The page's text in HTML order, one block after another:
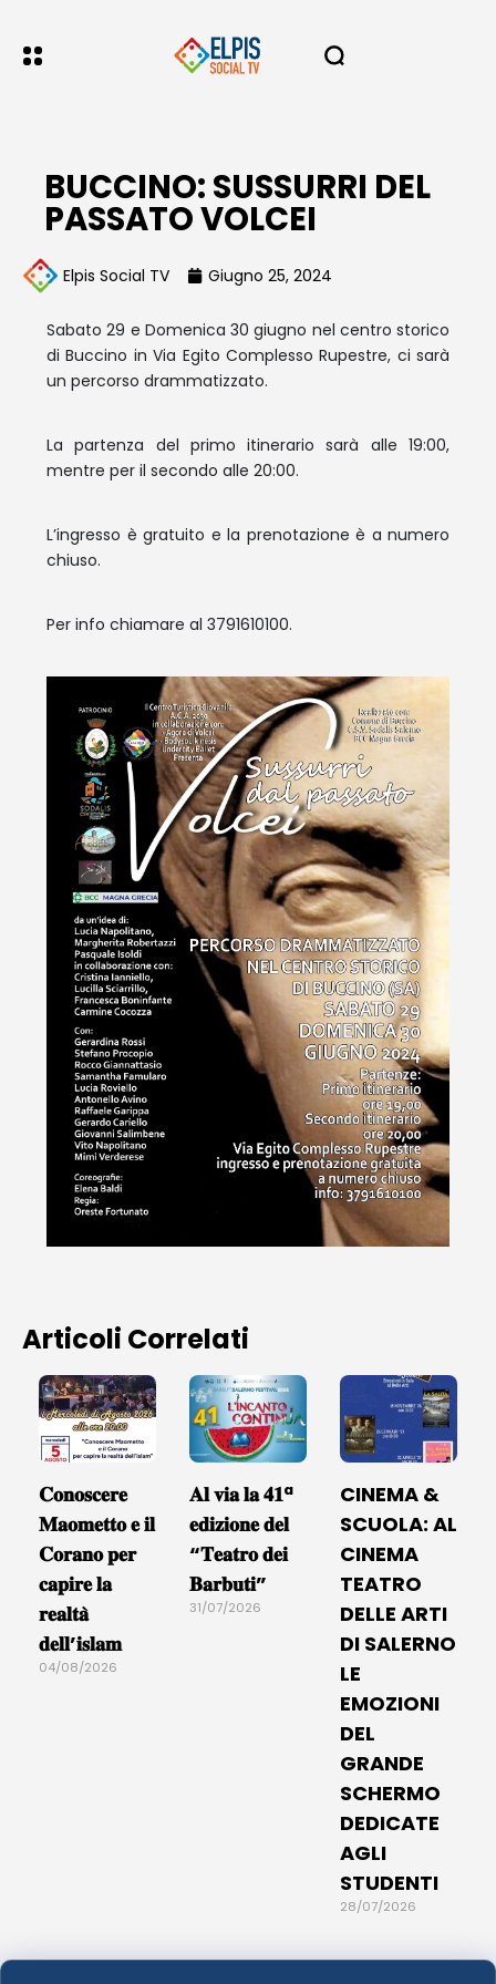
BUCCINO: SUSSURRI DEL
PASSATO VOLCEI
Elpis Social TV Giugno 25, 2024
Sabato 29 e Domenica 30 giugno nel centro storico
di Buccino in Via Egito Complesso Rupestre, ci sarà
un percorso drammatizzato.
La partenza del primo itinerario sarà alle 19:00,
mentre per il secondo alle 20:00.
L’ingresso è gratuito e la prenotazione è a numero
chiuso.
Per info chiamare al 3791610100.
Articoli Correlati
𝐂𝐨𝐧𝐨𝐬𝐜𝐞𝐫𝐞
𝐌𝐚𝐨𝐦𝐞𝐭𝐭𝐨 𝐞 𝐢𝐥
𝐂𝐨𝐫𝐚𝐧𝐨 𝐩𝐞𝐫
𝐜𝐚𝐩𝐢𝐫𝐞 𝐥𝐚
𝐫𝐞𝐚𝐥𝐭𝐚̀
𝐝𝐞𝐥𝐥’𝐢𝐬𝐥𝐚𝐦
04/08/2026
𝐀𝐥 𝐯𝐢𝐚 𝐥𝐚 𝟒𝟏ª
𝐞𝐝𝐢𝐳𝐢𝐨𝐧𝐞 𝐝𝐞𝐥
“𝐓𝐞𝐚𝐭𝐫𝐨 𝐝𝐞𝐢
𝐁𝐚𝐫𝐛𝐮𝐭𝐢”
31/07/2026
CINEMA &
SCUOLA: AL
CINEMA
TEATRO
DELLE ARTI
DI SALERNO
LE
EMOZIONI
DEL
GRANDE
SCHERMO
DEDICATE
AGLI
STUDENTI
28/07/2026